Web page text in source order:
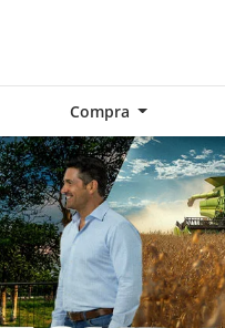
Compra